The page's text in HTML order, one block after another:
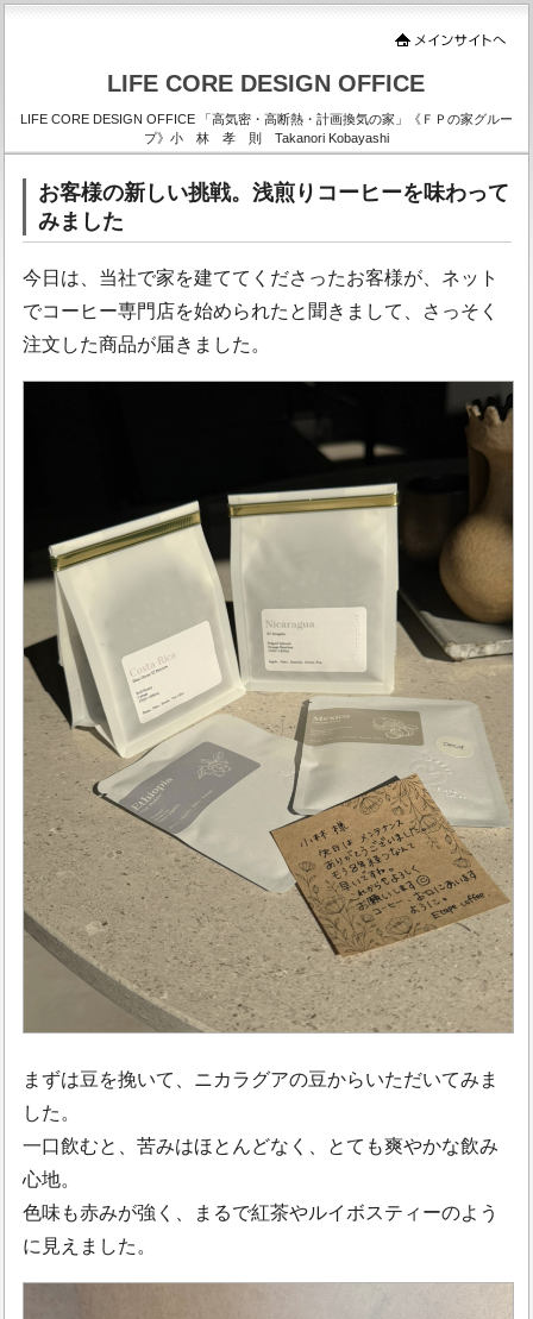
LIFE CORE DESIGN OFFICE
LIFE CORE DESIGN OFFICE 「高気密・高断熱・計画換気の家」《ＦＰの家グルー
プ》小 林 孝 則 Takanori Kobayashi
お客様の新しい挑戦。浅煎りコーヒーを味わって
みました
今日は、当社で家を建ててくださったお客様が、ネット
でコーヒー専門店を始められたと聞きまして、さっそく
注文した商品が届きました。
まずは豆を挽いて、ニカラグアの豆からいただいてみま
した。
一口飲むと、苦みはほとんどなく、とても爽やかな飲み
心地。
色味も赤みが強く、まるで紅茶やルイボスティーのよう
に見えました。